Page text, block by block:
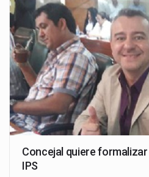
Concejal quiere
IPS